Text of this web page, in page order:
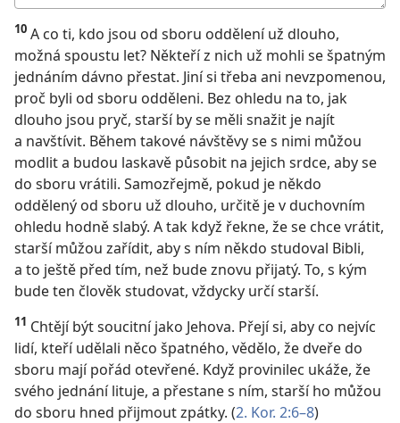
odpověď
10 A co ti, kdo jsou od sboru oddělení už dlouho,
možná spoustu let? Někteří z nich už mohli se špatným
jednáním dávno přestat. Jiní si třeba ani nevzpomenou,
proč byli od sboru odděleni. Bez ohledu na to, jak
dlouho jsou pryč, starší by se měli snažit je najít
a navštívit. Během takové návštěvy se s nimi můžou
modlit a budou laskavě působit na jejich srdce, aby se
do sboru vrátili. Samozřejmě, pokud je někdo
oddělený od sboru už dlouho, určitě je v duchovním
ohledu hodně slabý. A tak když řekne, že se chce vrátit,
starší můžou zařídit, aby s ním někdo studoval Bibli,
a to ještě před tím, než bude znovu přijatý. To, s kým
bude ten člověk studovat, vždycky určí starší.
11 Chtějí být soucitní jako Jehova. Přejí si, aby co nejvíc
lidí, kteří udělali něco špatného, vědělo, že dveře do
sboru mají pořád otevřené. Když provinilec ukáže, že
svého jednání lituje, a přestane s ním, starší ho můžou
do sboru hned přijmout zpátky. (2. Kor. 2:6–8)